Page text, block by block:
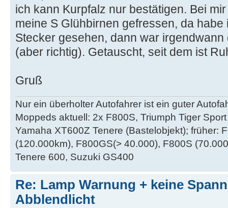
ich kann Kurpfalz nur bestätigen. Bei
meine S Glühbirnen gefressen, da
Stecker gesehen, dann war
(aber richtig). Getauscht, seit dem ist
Gruß
Nur ein überholter Autofahrer ist ein guter
Moppeds aktuell: 2x F800S, Triumph Tiger
Yamaha XT600Z Tenere (Bastelobjekt); früher:
(120.000km), F800GS(> 40.000), F800S
Tenere 600, Suzuki GS400
Re: Lamp Warnung + keine
Abblendlicht